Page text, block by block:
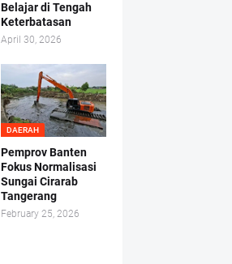
Belajar di Tengah
Keterbatasan
April 30, 2026
DAERAH
Pemprov Banten
Fokus Normalisasi
Sungai Cirarab
Tangerang
February 25, 2026